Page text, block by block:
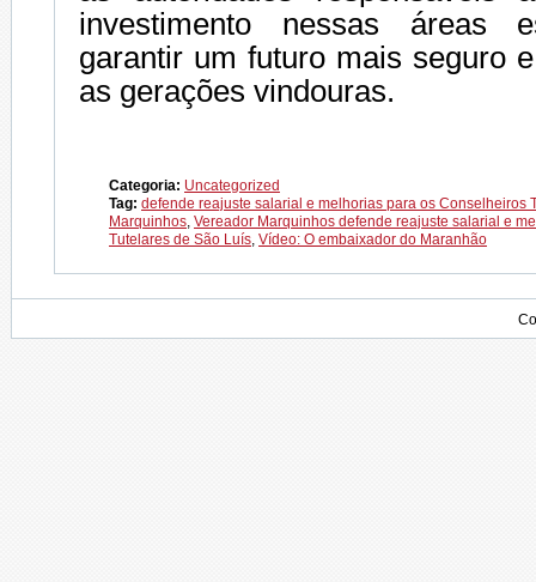
investimento nessas áreas
garantir um futuro mais seguro
as gerações vindouras.
Categoria: Uncategorized
Tag: defende reajuste salarial e melhorias para os Conselheiros
Marquinhos, Vereador Marquinhos defende reajuste salarial e
Tutelares de São Luís, Vídeo: O embaixador do Maranhão